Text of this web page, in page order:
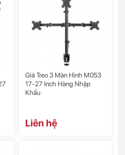
Giá Treo 3 Màn Hình M053
17-27 Inch Hàng Nhập
Khẩu
Liên hệ